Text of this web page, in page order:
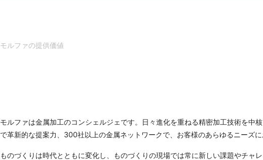
モルファの提供価値
モルファは金属加工のコンシェルジェです。日々進化を重ねる精密加工技術を中
で革新的な提案力、300社以上の金属ネットワークで、お客様のあらゆるニーズに
ものづくりは時代とともに変化し、ものづくりの現場では常に新しい課題やチャ